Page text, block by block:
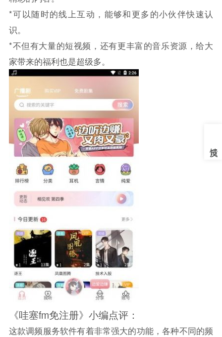
*可以随时的线上互动，能够和更多的小伙伴快速认
识。
*不但有大量的短视频，还有更丰富的音乐资源，给大
家带来的福利也是超级多。
《哇塞fm免注册》小编点评：
这款调频服务软件有着非常强大的功能，各种不同的频